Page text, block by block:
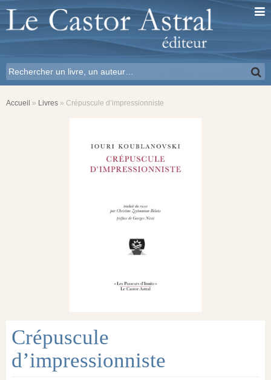
Accueil » Livres » Crépuscule d’impressionniste
Crépuscule
d’impressionniste